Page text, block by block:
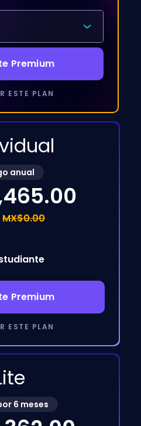
Premium
ESTE PLAN
anual
MX$0.00
Premium
ESTE PLAN
6 meses